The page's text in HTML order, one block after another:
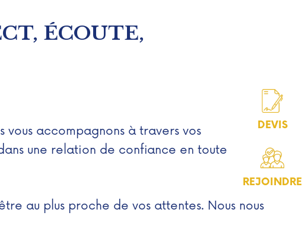
ÉCOUTE,
vous accompagnons à travers vos
une relation de confiance en toute
au plus proche de vos attentes. Nous nous
DEVIS
REJOINDRE